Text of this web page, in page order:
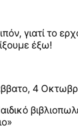
γιατί το
έξω!
4